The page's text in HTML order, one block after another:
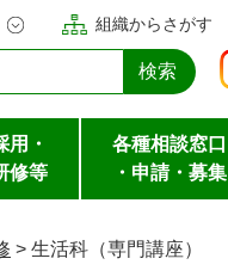
組織からさがす
用・
修等
各種相談窓口
・申請・募集
> 生活科（専門講座）